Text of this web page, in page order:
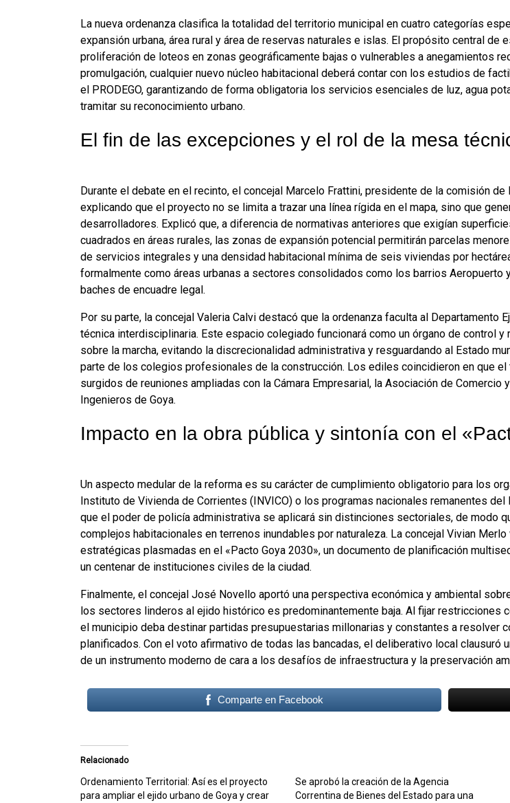
La nueva ordenanza clasifica la totalidad del territorio municipal en cuatro categorías
expansión urbana, área rural y área de reservas naturales e islas. El propósito central de
proliferación de loteos en zonas geográficamente bajas o vulnerables a anegamientos
promulgación, cualquier nuevo núcleo habitacional deberá contar con los estudios de
el PRODEGO, garantizando de forma obligatoria los servicios esenciales de luz, agua
tramitar su reconocimiento urbano.
El fin de las excepciones y el rol de la mesa
Durante el debate en el recinto, el concejal Marcelo Frattini, presidente de la comisión
explicando que el proyecto no se limita a trazar una línea rígida en el mapa, sino que
desarrolladores. Explicó que, a diferencia de normativas anteriores que exigían
cuadrados en áreas rurales, las zonas de expansión potencial permitirán parcelas
de servicios integrales y una densidad habitacional mínima de seis viviendas por
formalmente como áreas urbanas a sectores consolidados como los barrios Aeropuerto
baches de encuadre legal.
Por su parte, la concejal Valeria Calvi destacó que la ordenanza faculta al Departamento
técnica interdisciplinaria. Este espacio colegiado funcionará como un órgano de control
sobre la marcha, evitando la discrecionalidad administrativa y resguardando al Estado
parte de los colegios profesionales de la construcción. Los ediles coincidieron en que
surgidos de reuniones ampliadas con la Cámara Empresarial, la Asociación de
Ingenieros de Goya.
Impacto en la obra pública y sintonía con el
Un aspecto medular de la reforma es su carácter de cumplimiento obligatorio para los
Instituto de Vivienda de Corrientes (INVICO) o los programas nacionales remanentes del
que el poder de policía administrativa se aplicará sin distinciones sectoriales, de modo
complejos habitacionales en terrenos inundables por naturaleza. La concejal Vivian
estratégicas plasmadas en el «Pacto Goya 2030», un documento de planificación
un centenar de instituciones civiles de la ciudad.
Finalmente, el concejal José Novello aportó una perspectiva económica y ambiental
los sectores linderos al ejido histórico es predominantemente baja. Al fijar restricciones
el municipio deba destinar partidas presupuestarias millonarias y constantes a resolver
planificados. Con el voto afirmativo de todas las bancadas, el deliberativo local clausuró
de un instrumento moderno de cara a los desafíos de infraestructura y la preservación
Comparte en Facebook
Relacionado
Ordenamiento Territorial: Así es el proyecto
para ampliar el ejido urbano de Goya y crear
Se aprobó la creación de la Agencia
Correntina de Bienes del Estado para una